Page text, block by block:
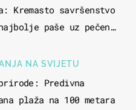
Kremasto savršenstvo
paše uz pečeno
NA SVIJETU
Predivna
plaža na 100 metara